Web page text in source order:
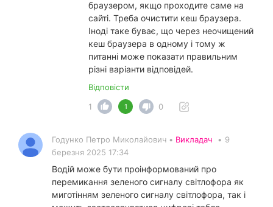
браузером, якщо проходите саме на
сайті. Треба очистити кеш браузера.
Іноді таке буває, що через неочищений
кеш браузера в одному і тому ж
питанні може показати правильним
різні варіанти відповідей.
Відповісти
1
1 0
Годунко Петро Миколайович • Викладач • 9
березня 2025 17:34
Водій може бути проінформований про
перемикання зеленого сигналу світлофора як
миготінням зеленого сигналу світлофора, так і